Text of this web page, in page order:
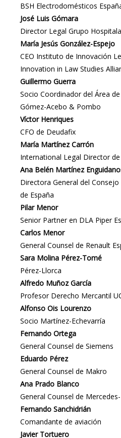
BSH Electrodomésticos
José Luis Gómara
Director Legal Grupo
María Jesús González-Espejo
CEO Instituto de Innovación
Innovation in Law Studies
Guillermo Guerra
Socio Coordinador del Área
Gómez-Acebo & Pombo
Víctor Henriques
CFO de Deudafix
María Martínez Carrón
International Legal Director
Ana Belén Martínez
Directora General del
de España
Pilar Menor
Senior Partner en DLA Piper
Carlos Menor
General Counsel de Renault
Sara Molina Pérez-Tomé
Pérez-Llorca
Alfredo Muñoz García
Profesor Derecho Mercantil
Alfonso Ois Lourenzo
Socio Martínez-Echevarría
Fernando Ortega
General Counsel de Siemens
Eduardo Pérez
General Counsel de Makro
Ana Prado Blanco
General Counsel de
Fernando Sanchidrián
Comandante de aviación
Javier Tortuero